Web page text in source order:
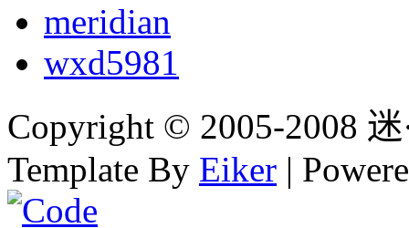
meridian
wxd5981
Copyright © 2005-2008
Template By Eiker |